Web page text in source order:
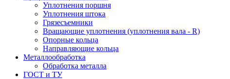
Уплотнения поршня
Уплотнения штока
Грязесъемники
Вращающие уплотнения (уплотнения вала - R)
Опорные кольца
Направляющие кольца
Металлообработка
Обработка металла
ГОСТ и ТУ